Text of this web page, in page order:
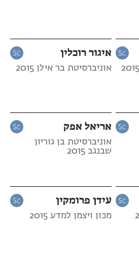
איגור רוכלין
אוניברסיטת בר אילן 2015
אריאל אפק
אוניברסיטת בן גוריון
שבנגב 2015
עידן פרומקין
מכון ויצמן למדע 2015